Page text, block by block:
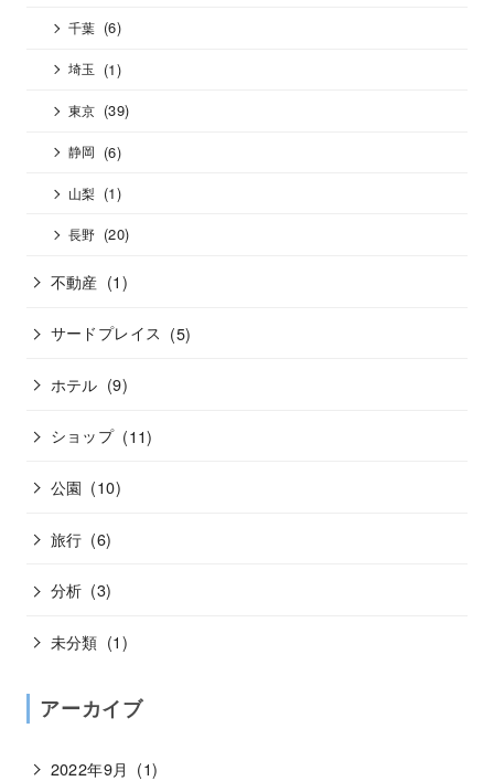
千葉 (6)
埼玉 (1)
東京 (39)
静岡 (6)
山梨 (1)
長野 (20)
不動産 (1)
サードプレイス (5)
ホテル (9)
ショップ (11)
公園 (10)
旅行 (6)
分析 (3)
未分類 (1)
アーカイブ
2022年9月 (1)